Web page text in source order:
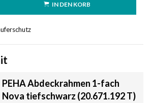
IN DEN KORB
PEHA Abdeckrahmen 1-fach
Nova tiefschwarz (20.671.192 T)